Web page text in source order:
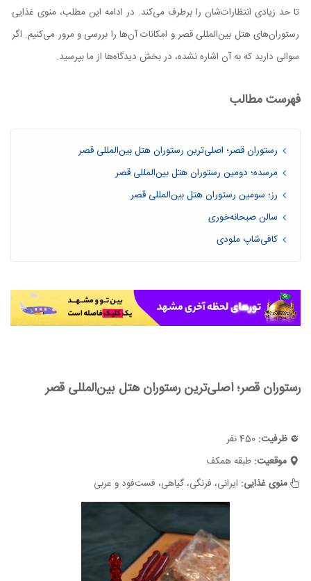
تا حد زیادی انتظارات‌شان را برطرف می‌کند. در ادامه این مطلب، منوی غذایی
رستوران‌های هتل بین‌المللی قصر و امکانات آن‌ها را بررسی و مرور می‌کنیم. اگر
سوالی دارید که به آن اشاره نشده، در بخش دیدگاه‌ها از ما بپرسید.
فهرست مطالب
رستوران قصر؛ اصلی‌ترین رستوران هتل بین‌المللی قصر
مرسده؛ دومین رستوران هتل بین‌المللی قصر
رز؛ سومین رستوران هتل بین‌المللی قصر
سالن صبحانه‌خوری
کافی‌شاپ ملودی
رستوران قصر؛ اصلی‌ترین رستوران هتل بین‌المللی قصر
ظرفیت:450 نفر
موقعیت:طبقه همکف
منوی غذایی: ایرانی، فرنگی، گیاهی، فست‌فود و عربی